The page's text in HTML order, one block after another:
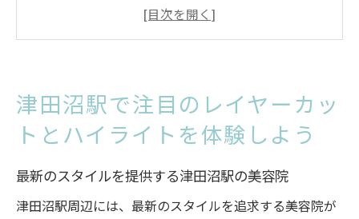
レイヤーカットで髪に動きをプラスする方
津田沼駅で体感するカスタマイズ可能なス
タイリング
ント
津田沼駅で新たな自分に出会う
津田沼駅で注目のレイヤーカッ
トとハイライトを体験しよう
最新のスタイルを提供する津田沼駅の美容院
津田沼駅周辺には、最新のスタイルを追求する美容院が